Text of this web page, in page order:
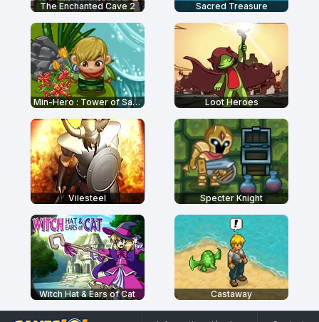
The Enchanted Cave 2 Sacred Treasure
Min-Hero : Tower of Sages Loot Heroes
Vilesteel Specter Knight
Witch Hat & Ears of Cat Castaway